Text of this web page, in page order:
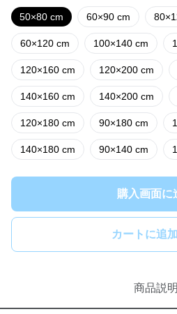
50×80 cm 60×90 cm
60×120 cm 100×140 cm
120×160 cm 120×200 cm
140×160 cm 140×200 cm
120×180 cm 90×180 cm
140×180 cm 90×140 cm
購入画面に
カートに追
商品説明